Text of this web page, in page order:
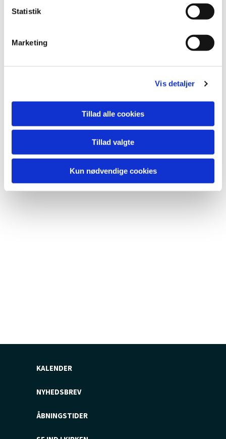
Statistik
Marketing
Vis detaljer
Tillad alle cookies
Tillad valgte
Kun nødvendige cookies
Du vil måske også kunne lide...
KALENDER
NYHEDSBREV
ÅBNINGSTIDER